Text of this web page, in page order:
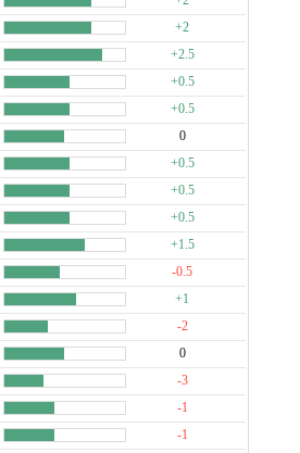
+2
+2.5
+0.5
+0.5
0
+0.5
+0.5
+0.5
+1.5
-0.5
+1
-2
0
-3
-1
-1